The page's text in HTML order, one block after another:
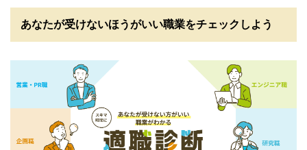
あなたが受けないほうがいい職業をチェックしよう